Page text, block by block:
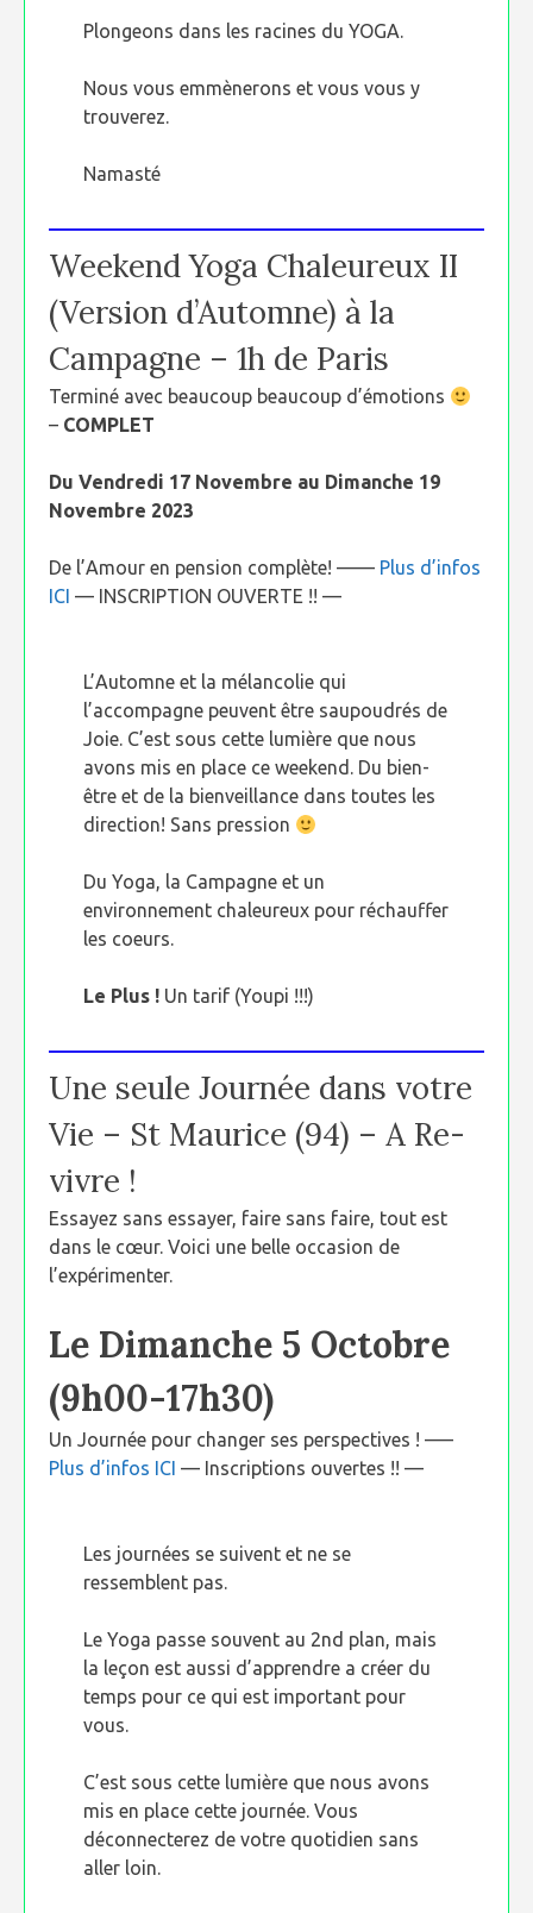
Plongeons dans les racines du YOGA.
Nous vous emmènerons et vous vous y
trouverez.
Namasté
Weekend Yoga Chaleureux II
(Version d’Automne) à la
Campagne – 1h de Paris
Terminé avec beaucoup beaucoup d’émotions
– COMPLET
Du Vendredi 17 Novembre au Dimanche 19
Novembre 2023
De l’Amour en pension complète! —— Plus d’infos
ICI — INSCRIPTION OUVERTE !! —
L’Automne et la mélancolie qui
l’accompagne peuvent être saupoudrés de
Joie. C’est sous cette lumière que nous
avons mis en place ce weekend. Du bien-
être et de la bienveillance dans toutes les
direction! Sans pression
Du Yoga, la Campagne et un
environnement chaleureux pour réchauffer
les coeurs.
Le Plus ! Un tarif (Youpi !!!)
Une seule Journée dans votre
Vie – St Maurice (94) – A Re-
vivre !
Essayez sans essayer, faire sans faire, tout est
dans le cœur. Voici une belle occasion de
l’expérimenter.
Le Dimanche 5 Octobre
(9h00-17h30)
Un Journée pour changer ses perspectives ! —–
Plus d’infos ICI — Inscriptions ouvertes !! —
Les journées se suivent et ne se
ressemblent pas.
Le Yoga passe souvent au 2nd plan, mais
la leçon est aussi d’apprendre a créer du
temps pour ce qui est important pour
vous.
C’est sous cette lumière que nous avons
mis en place cette journée. Vous
déconnecterez de votre quotidien sans
aller loin.